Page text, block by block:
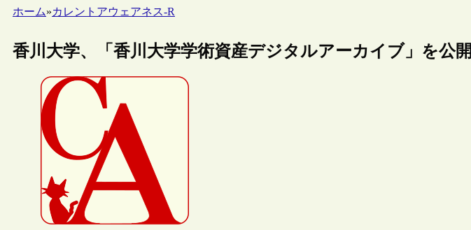
ホーム»カレントアウェアネス-R
香川大学、「香川大学学術資産デジタルアーカイブ」を公開